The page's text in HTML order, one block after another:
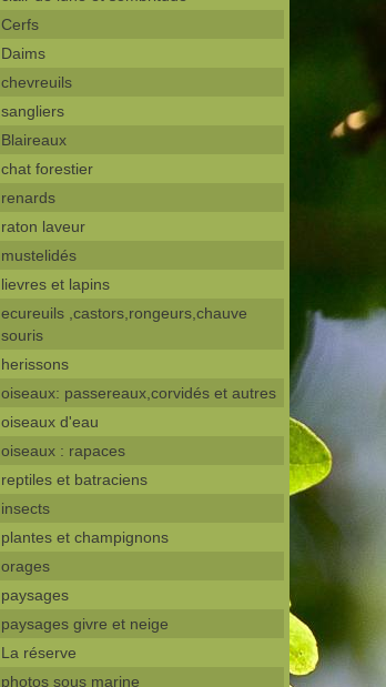
Cerfs
Daims
chevreuils
sangliers
Blaireaux
chat forestier
renards
raton laveur
mustelidés
lievres et lapins
ecureuils ,castors,rongeurs,chauve
souris
herissons
oiseaux: passereaux,corvidés et autres
oiseaux d'eau
oiseaux : rapaces
reptiles et batraciens
insects
plantes et champignons
orages
paysages
paysages givre et neige
La réserve
photos sous marine